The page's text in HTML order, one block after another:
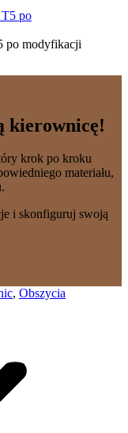
po modyfikacji
kierownicę!
krok po kroku
materiału,
i skonfiguruj swoją
, Obszycia